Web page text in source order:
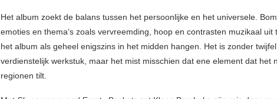
Het album zoekt de balans tussen het persoonlijke en het universele.
emoties en thema’s zoals vervreemding, hoop en contrasten muzikaal uit
het album als geheel enigszins in het midden hangen. Het is zonder
verdienstelijk werkstuk, maar het mist misschien dat ene element dat het
regionen tilt.